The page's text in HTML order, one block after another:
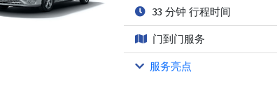
33 分钟 行程时间
门到门服务
服务亮点